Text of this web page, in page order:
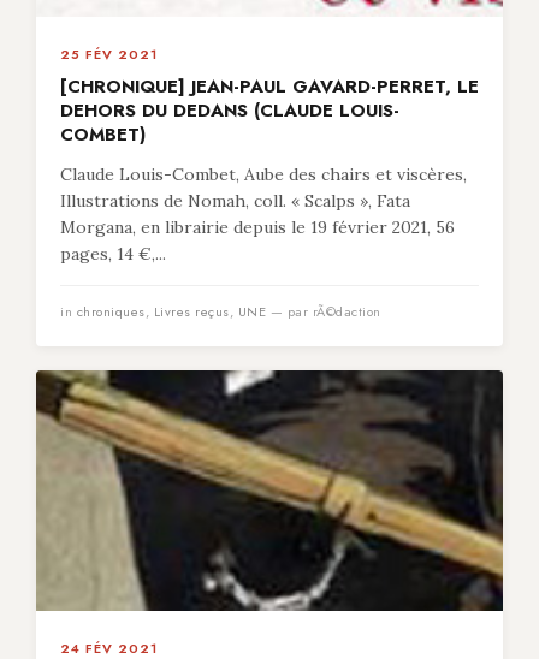
25 FÉV 2021
[CHRONIQUE] JEAN-PAUL GAVARD-PERRET, LE
DEHORS DU DEDANS (CLAUDE LOUIS-
COMBET)
Claude Louis-Combet, Aube des chairs et viscères,
Illustrations de Nomah, coll. « Scalps », Fata
Morgana, en librairie depuis le 19 février 2021, 56
pages, 14 €,...
in chroniques, Livres reçus, UNE — par rÃ©daction
24 FÉV 2021